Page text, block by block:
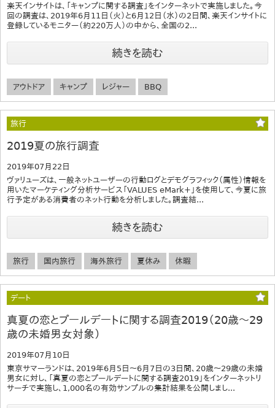
楽天インサイトは、「キャンプに関する調査」をインターネットで実施しました。今
回の調査は、2019年6月11日（火）と6月12日（水）の2日間、楽天インサイトに
登録しているモニター（約220万人）の中から、全国の2...
続きを読む
アウトドア キャンプ レジャー BBQ
旅行
2019夏の旅行調査
2019年07月22日
ヴァリューズは、一般ネットユーザーの行動ログとデモグラフィック（属性）情報を
用いたマーケティング分析サービス「VALUES eMark+」を使用して、今夏に旅
行予定がある消費者のネット行動を分析しました。調査結...
続きを読む
旅行 国内旅行 海外旅行 夏休み 休暇
デート
真夏の恋とプールデートに関する調査2019（20歳～29
歳の未婚男女対象）
2019年07月10日
東京サマーランドは、2019年6月5日～6月7日の3日間、20歳～29歳の未婚
男女に対し、「真夏の恋とプールデートに関する調査2019」をインターネットリ
サーチで実施し、1,000名の有効サンプルの集計結果を公開しまし...